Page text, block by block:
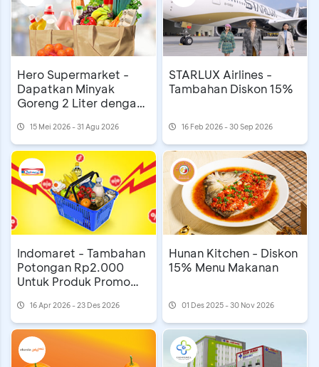
Hero Supermarket -
Dapatkan Minyak
Goreng 2 Liter dengan
15 Mei 2026 - 31 Agu 2026
STARLUX Airlines -
Tambahan Diskon 15%
16 Feb 2026 - 30 Sep 2026
Indomaret - Tambahan
Potongan Rp2.000
Untuk Produk Promo
16 Apr 2026 - 23 Des 2026
Hunan Kitchen - Diskon
15% Menu Makanan
01 Des 2025 - 30 Nov 2026